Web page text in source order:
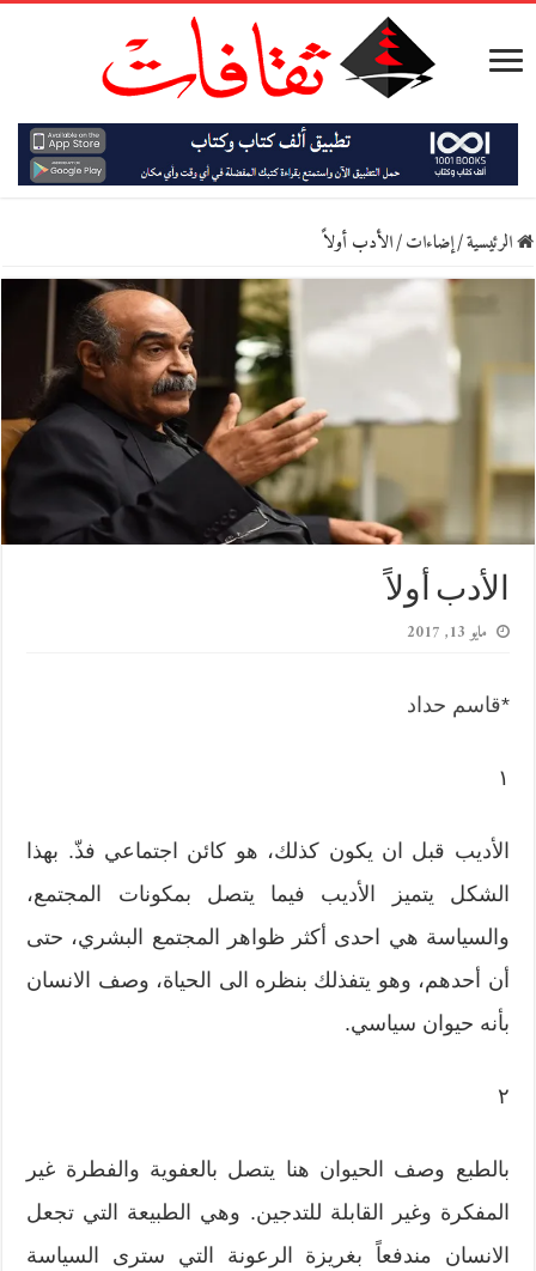
الرئيسية/إضاءات/الأدب أولاً
الأدب أولاً
مايو 13, 2017
*قاسم حداد
١
الأديب قبل ان يكون كذلك، هو كائن اجتماعي فذّ. بهذا
الشكل يتميز الأديب فيما يتصل بمكونات المجتمع،
والسياسة هي احدى أكثر ظواهر المجتمع البشري، حتى
أن أحدهم، وهو يتفذلك بنظره الى الحياة، وصف الانسان
بأنه حيوان سياسي.
٢
بالطبع وصف الحيوان هنا يتصل بالعفوية والفطرة غير
المفكرة وغير القابلة للتدجين. وهي الطبيعة التي تجعل
الانسان مندفعاً بغريزة الرعونة التي سترى السياسة